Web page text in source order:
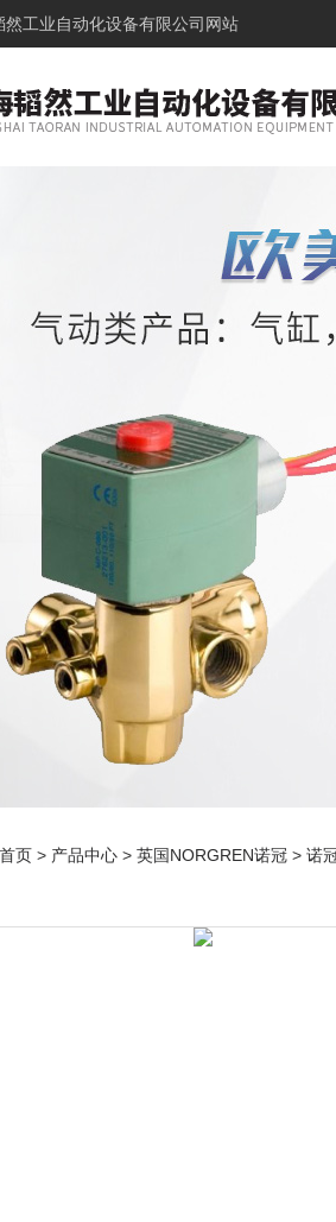
然工业自动化设备有限公司网站
首页 > 产品中心 > 英国NORGREN诺冠 > 诺